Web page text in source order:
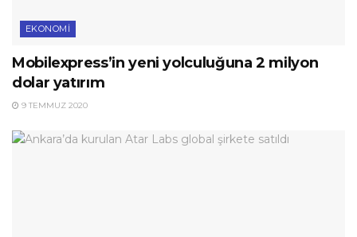
EKONOMI
Mobilexpress’in yeni yolculuğuna 2 milyon
dolar yatırım
9 TEMMUZ 2020